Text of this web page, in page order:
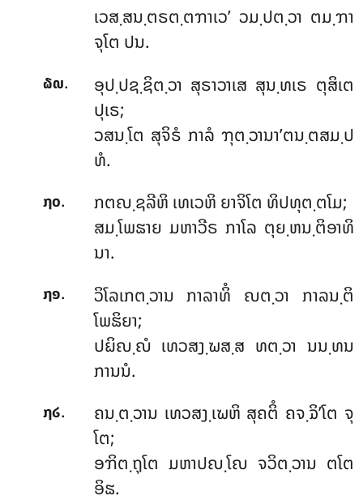
ເວສ຺ສນ຺ຕຣຕ຺ຕຠາເວ’ ວມ຺ປຕ຺ວາ ຕມ຺ຠາ
ຈຸໂຕ ປນ.
໖໙.
ອຸປ຺ປຊ຺ຊິຕ຺ວາ ສຸຣາວາເສ ສຸນ຺ທເຣ ຕຸສິເຕ
ປຸເຣ;
ວສນ຺ໂຕ ສຸຈິຣໍ ກາລໍ ຠຸຕ຺ວານາ’ຕນ຺ຕສມ຺ປ
ທໍ.
໗໐.
ກຕຎ຺ຊລີຫິ ເທເວຫິ ຍາຈິໂຕ ທິປທຸຕ຺ຕໂມ;
ສມ຺ໂພຘາຍ ມຫາວີຣ ກາໂລ ຕຸຍ຺ຫນ຺ຕິອາທິ
ນາ.
໗໑.
ວິໂລເກຕ຺ວານ ກາລາທິໍ ຎຕ຺ວາ ກາລນ຺ຕິ
ໂພຘິຍາ;
ປຏິຎ຺ຎໍ ເທວສງ຺ຆສ຺ສ ທຕ຺ວາ ນນ຺ທນ
ການນໍ.
໗໒.
ຄນ຺ຕ຺ວານ ເທວສງ຺ເຆຫິ ສຸຄຕິໍ ຄຈ຺ຉິ’ໂຕ ຈຸ
ໂຕ;
ອຠິຕ຺ຖຸໂຕ ມຫາປຎ຺ໂຎ ຈວິຕ຺ວານ ຕໂຕ
ອິຘ.